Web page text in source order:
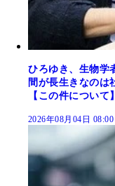
ひろゆき、生物学
間が長生きなのは
【この件について】
2026年08月04日 08:00